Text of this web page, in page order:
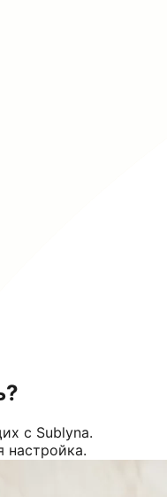
с Sublyna.
настройка.